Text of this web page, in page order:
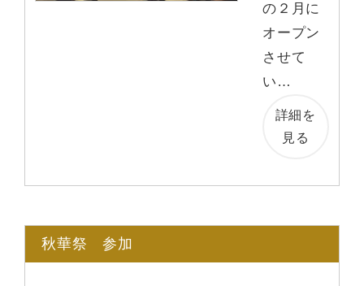
の２月に
オープン
させて
い…
詳細を
見る
秋華祭 参加